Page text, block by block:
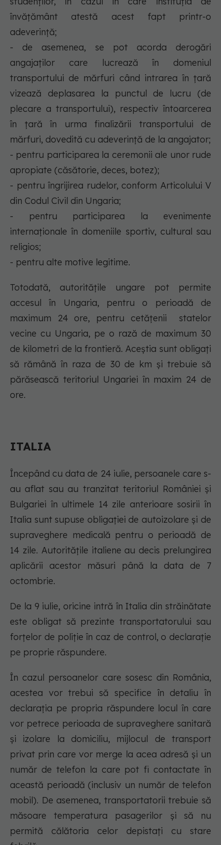
învăţământ atestă acest fapt printr-o
adeverinţă;
- de asemenea, se pot acorda derogări
angajaţilor care lucrează în domeniul
transportului de mărfuri când intrarea în ţară
vizează deplasarea la punctul de lucru (de
plecare a transportului), respectiv întoarcerea
în ţară în urma finalizării transportului de
mărfuri, dovedită cu adeverinţă de la angajator;
- pentru participarea la ceremonii ale unor rude
apropiate (căsătorie, deces, botez);
- pentru îngrijirea rudelor, conform Articolului V
din Codul Civil din Ungaria;
- pentru participarea la evenimente
internaționale în domeniile sportiv, cultural sau
religios;
- pentru alte motive legitime.
Totodată, autoritățile ungare pot permite
accesul în Ungaria, pentru o perioadă de
maximum 24 ore, pentru cetățenii statelor
vecine cu Ungaria, pe o rază de maximum 30
de kilometri de la frontieră. Aceştia sunt obligaţi
să rămână în raza de 30 de km şi trebuie să
părăsească teritoriul Ungariei în maxim 24 de
ore.
ITALIA
Începând cu data de 24 iulie, persoanele care s-
au aflat sau au tranzitat teritoriul României și
Bulgariei în ultimele 14 zile anterioare sosirii în
Italia sunt supuse obligației de autoizolare și de
supraveghere medicală pentru o perioadă de
14 zile. Autoritățile italiene au decis prelungirea
aplicării acestor măsuri până la data de 7
octombrie.
De la 9 iulie, oricine intră în Italia din străinătate
este obligat să prezinte transportatorului sau
forțelor de poliție în caz de control, o declarație
pe proprie răspundere.
În cazul persoanelor care sosesc din România,
acestea vor trebui să specifice în detaliu în
declarația pe propria răspundere locul în care
vor petrece perioada de supraveghere sanitară
și izolare la domiciliu, mijlocul de transport
privat prin care vor merge la acea adresă și un
număr de telefon la care pot fi contactate în
această perioadă (inclusiv un număr de telefon
mobil). De asemenea, transportatorii trebuie să
măsoare temperatura pasagerilor și să nu
permită călătoria celor depistați cu stare